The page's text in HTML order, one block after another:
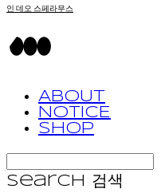
인 데오 스페라무스
ABOUT
NOTICE
SHOP
Search
검색